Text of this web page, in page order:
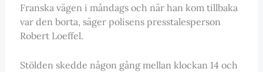
Franska vägen i måndags och när han kom tillbaka
var den borta, säger polisens presstalesperson
Robert Loeffel.
Stölden skedde någon gång mellan klockan 14 och